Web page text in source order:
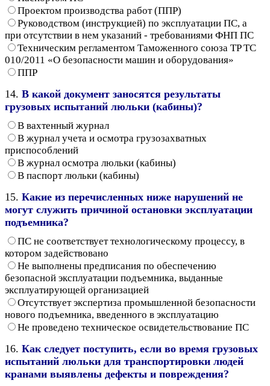
Проектом производства работ (ППР)
Руководством (инструкцией) по эксплуатации ПС, а
при отсутствии в нем указаний - требованиями ФНП ПС
Техническим регламентом Таможенного союза TP ТС
010/2011 «О безопасности машин и оборудования»
ППР
14. В какой документ заносятся результаты
грузовых испытаний люльки (кабины)?
В вахтенный журнал
В журнал учета и осмотра грузозахватных
приспособлений
В журнал осмотра люльки (кабины)
В паспорт люльки (кабины)
15. Какие из перечисленных ниже нарушений не
могут служить причиной остановки эксплуатации
подъемника?
ПС не соответствует технологическому процессу, в
котором задействовано
Не выполнены предписания по обеспечению
безопасной эксплуатации подъемника, выданные
эксплуатирующей организацией
Отсутствует экспертиза промышленной безопасности
нового подъемника, введенного в эксплуатацию
Не проведено техническое освидетельствование ПС
16. Как следует поступить, если во время грузовых
испытаний люльки для транспортировки людей
кранами выявлены дефекты и повреждения?